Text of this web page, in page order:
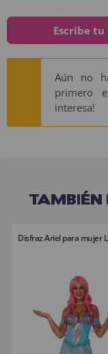
Escribe
Aún no
primero
interesa!
TAMBIÉN
Disfraz Ariel para mujer